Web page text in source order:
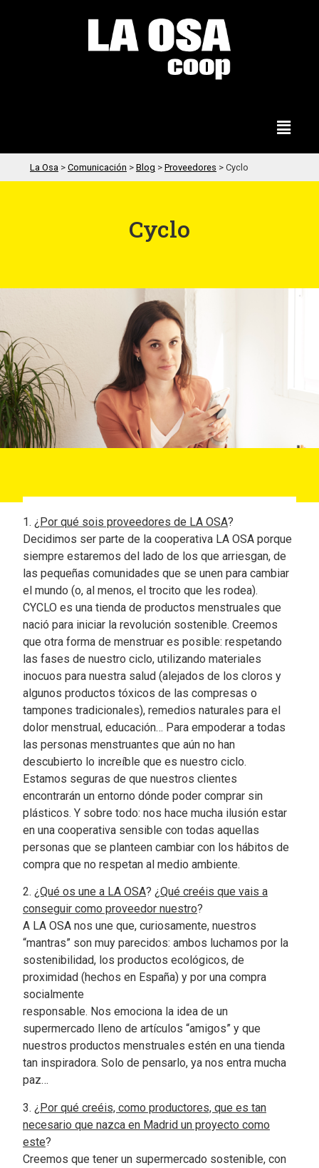
La Osa > Comunicación > Blog > Proveedores > Cyclo
Cyclo
1. ¿ Por qué sois proveedores de LA OSA?
Decidimos ser parte de la cooperativa LA OSA porque
siempre estaremos del lado de los que arriesgan, de
las pequeñas comunidades que se unen para cambiar
el mundo (o, al menos, el trocito que les rodea).
CYCLO es una tienda de productos menstruales que
nació para iniciar la revolución sostenible. Creemos
que otra forma de menstruar es posible: respetando
las fases de nuestro ciclo, utilizando materiales
inocuos para nuestra salud (alejados de los cloros y
algunos productos tóxicos de las compresas o
tampones tradicionales), remedios naturales para el
dolor menstrual, educación… Para empoderar a todas
las personas menstruantes que aún no han
descubierto lo increíble que es nuestro ciclo.
Estamos seguras de que nuestros clientes
encontrarán un entorno dónde poder comprar sin
plásticos. Y sobre todo: nos hace mucha ilusión estar
en una cooperativa sensible con todas aquellas
personas que se planteen cambiar con los hábitos de
compra que no respetan al medio ambiente.
2. ¿Qué os une a LA OSA? ¿Qué creéis que vais a
conseguir como proveedor nuestro?
A LA OSA nos une que, curiosamente, nuestros
“mantras” son muy parecidos: ambos luchamos por la
sostenibilidad, los productos ecológicos, de
proximidad (hechos en España) y por una compra
socialmente
responsable. Nos emociona la idea de un
supermercado lleno de artículos “amigos” y que
nuestros productos menstruales estén en una tienda
tan inspiradora. Solo de pensarlo, ya nos entra mucha
paz…
3. ¿ Por qué creéis, como productores, que es tan
necesario que nazca en Madrid un proyecto como
este?
Creemos que tener un supermercado sostenible, con